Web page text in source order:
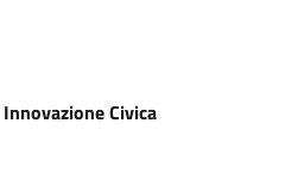
Innovazione Civica